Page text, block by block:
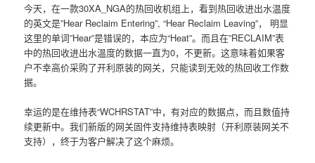
今天，在一款30XA_NGA的热回收机组上，看到热回收进出水温度
的英文是”Hear Reclaim Entering”, “Hear Reclaim Leaving”， 明显
这里的单词”Hear”是错误的，本应为“Heat”。而且在”RECLAIM”表
中的热回收进出水温度的数据一直为0，不更新。这意味着如果客
户不幸高价采购了开利原装的网关，只能读到无效的热回收工作数
据。
幸运的是在维持表“WCHRSTAT”中，有对应的数据点，而且数值持
续更新中。我们新版的网关固件支持维持表映射（开利原装网关不
支持），终于为客户解决了这个麻烦。